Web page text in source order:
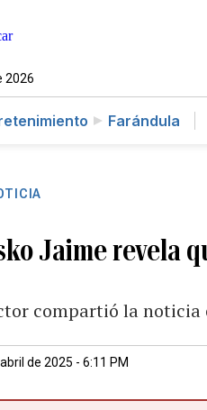
2026
Farándula
Jaime revela
compartió la noticia
de 2025 - 6:11 PM